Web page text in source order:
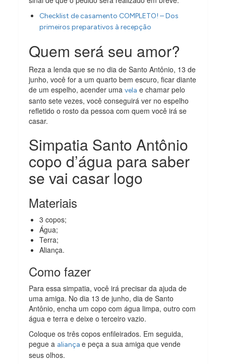
Checklist de casamento COMPLETO! – Dos
primeiros preparativos à recepção
Quem será seu amor?
Reza a lenda que se no dia de Santo Antônio, 13 de
junho, você for a um quarto bem escuro, ficar diante
de um espelho, acender umavela e chamar pelo
santo sete vezes, você conseguirá ver no espelho
refletido o rosto da pessoa com quem você irá se
casar.
Simpatia Santo Antônio
copo d’água para saber
se vai casar logo
Materiais
3 copos;
Água;
Terra;
Aliança.
Como fazer
Para essa simpatia, você irá precisar da ajuda de
uma amiga. No dia 13 de junho, dia de Santo
Antônio, encha um copo com água limpa, outro com
água e terra e deixe o terceiro vazio.
Coloque os três copos enfileirados. Em seguida,
pegue a aliançae peça a sua amiga que vende
seus olhos.